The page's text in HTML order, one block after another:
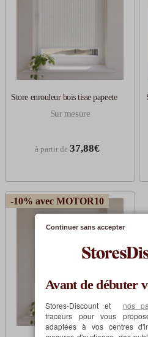
Store enrouleur bois tisse papeete
Sur mesure
à partir de 37,88€
-10% avec MOTOR10
Avant de débuter
Stores-Discount et nos
traceurs pour vous
adaptées à vos centres
Continuer sans accepter